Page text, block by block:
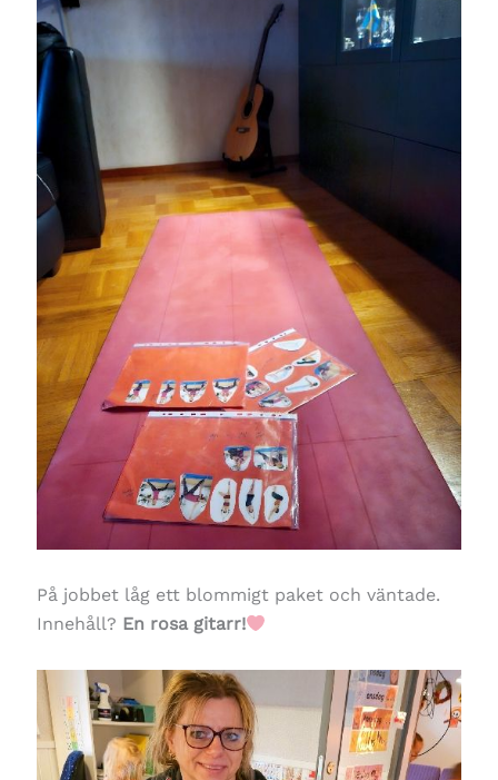
På jobbet låg ett blommigt paket och väntade.
Innehåll? En rosa gitarr!